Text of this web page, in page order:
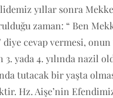
yıllar sonra
zaman: “ Ben
cevap vermesi,
3. yada 4. yılında nazil
tutacak bir yaşta
Hz. Aişe’nin